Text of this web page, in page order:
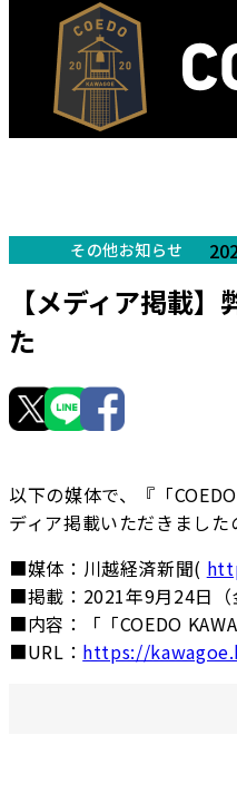
その他お知らせ
【メディア掲載
た
以下の媒体で、『「
ディア掲載いただきました
■媒体：川越経済新聞(
■掲載：2021年9月24日（
■内容：「「COEDO
■URL： https://